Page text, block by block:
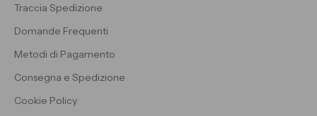
Traccia Spedizione
Domande Frequenti
Metodi di Pagamento
Consegna e Spedizione
Cookie Policy